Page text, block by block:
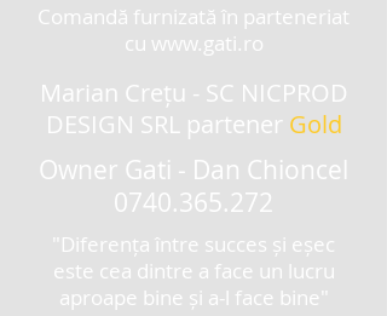
Comandă furnizată în parteneriat
cu www.gati.ro
Marian Crețu - SC NICPROD
DESIGN SRLpartener Gold
Owner Gati - Dan Chioncel
0740.365.272
"Diferența între succes și eșec
este cea dintre a face un lucru
aproape bine și a-l face bine"